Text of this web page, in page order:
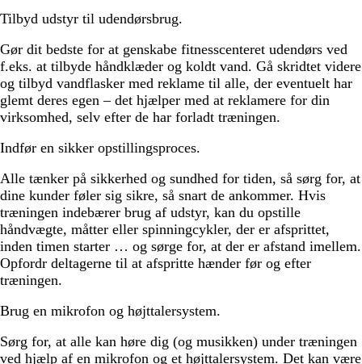
Tilbyd udstyr til udendørsbrug.
Gør dit bedste for at genskabe fitnesscenteret udendørs ved
f.eks. at tilbyde håndklæder og koldt vand. Gå skridtet videre
og tilbyd vandflasker med reklame til alle, der eventuelt har
glemt deres egen – det hjælper med at reklamere for din
virksomhed, selv efter de har forladt træningen.
Indfør en sikker opstillingsproces.
Alle tænker på sikkerhed og sundhed for tiden, så sørg for, at
dine kunder føler sig sikre, så snart de ankommer. Hvis
træningen indebærer brug af udstyr, kan du opstille
håndvægte, måtter eller spinningcykler, der er afsprittet,
inden timen starter … og sørge for, at der er afstand imellem.
Opfordr deltagerne til at afspritte hænder før og efter
træningen.
Brug en mikrofon og højttalersystem.
Sørg for, at alle kan høre dig (og musikken) under træningen
ved hjælp af en mikrofon og et højttalersystem. Det kan være